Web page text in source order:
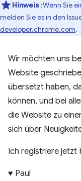
Hinweis :Wenn Sie
melden Sie es in den
developer.chrome.com.
Wir möchten uns
Website
übersetzt haben,
können, und bei
die Website zu
sich über
Ich registriere jetzt
♥️ Paul